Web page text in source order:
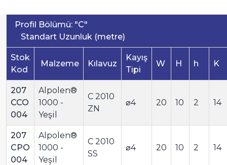
Profil
Standart Uzunluk (metre)
Stok
Kod
Malzeme Kılavuz
Kayış
Tipi
W H h K
207
CCO
004
Alpolen®
1000 -
Yeşil
C 2010
ZN
⌀4 20 10 2 14
207
CPO
004
Alpolen®
1000 -
Yeşil
C 2010
SS
⌀4 20 10 2 14